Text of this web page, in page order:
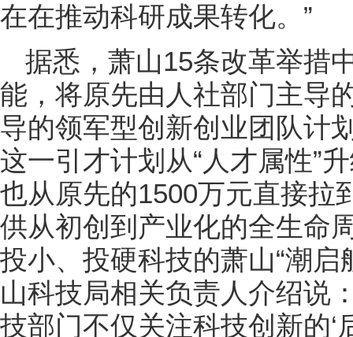
在在推动科研成果转化。”
据悉，萧山15条改革举措
能，将原先由人社部门主导
导的领军型创新创业团队计
这一引才计划从“人才属性”
也从原先的1500万元直接拉
供从初创到产业化的全生命
投小、投硬科技的萧山“潮
山科技局相关负责人介绍说
技部门不仅关注科技创新的‘